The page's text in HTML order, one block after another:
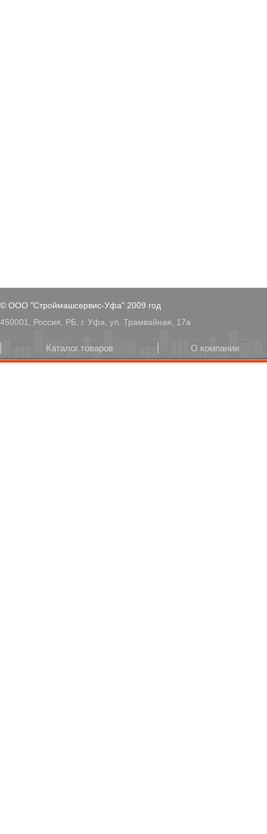
© ООО "Строймашсервис-Уфа" 2009 год
450001, Россия, РБ, г. Уфа, ул. Трамвайная, 17а
Каталог товаров О компании